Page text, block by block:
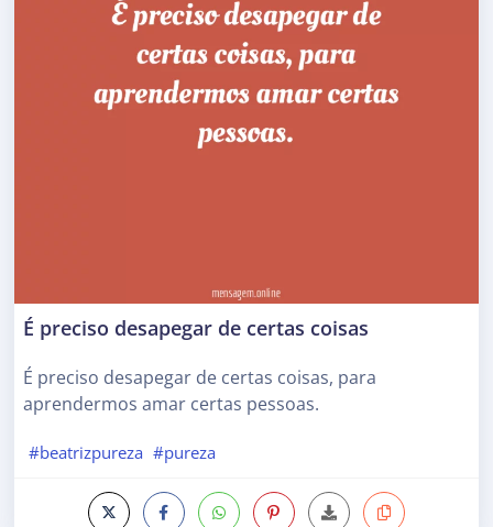
É preciso desapegar de certas coisas
É preciso desapegar de certas coisas, para
aprendermos amar certas pessoas.
#beatrizpureza #pureza